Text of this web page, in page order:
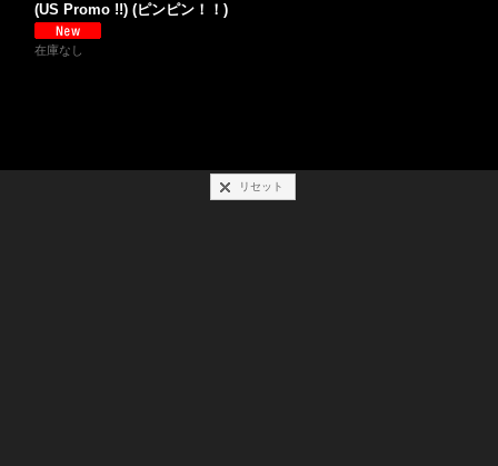
(US Promo !!) (ピンピン！！)
在庫なし
リセット